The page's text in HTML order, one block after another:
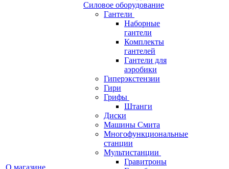
О магазине
Силовое оборудование
Гантели
Наборные
гантели
Комплекты
гантелей
Гантели для
аэробики
Гиперэкстензии
Гири
Грифы
Штанги
Диски
Машины Смита
Многофункциональные
станции
Мультистанции
Гравитроны